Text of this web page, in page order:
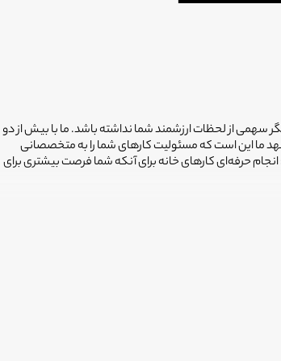
سهمی از لحظات ارزشمند شما نداشته باشد. ما با بیش از دو
ما این است که مسئولیت کارهای شما را به متخصصانی
حرفه‌ای کارهای خانه برای آنکه شما فرصت بیشتری برای